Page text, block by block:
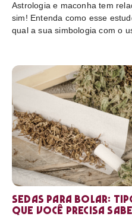
Astrologia e maconha tem
sim! Entenda como esse
qual a sua simbologia com o
Sedas para bolar:
que você precisa